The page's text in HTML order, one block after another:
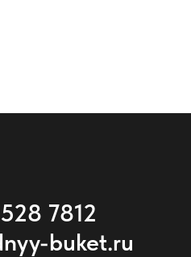
7812
buket.ru